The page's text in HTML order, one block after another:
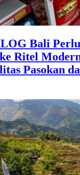
Bali
Ritel
Pasokan